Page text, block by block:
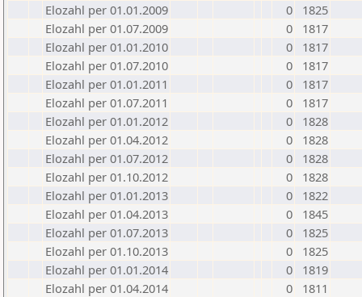
Elozahl per 01.01.2009
0
1825
Elozahl per 01.07.2009
0
1817
Elozahl per 01.01.2010
0
1817
Elozahl per 01.07.2010
0
1817
Elozahl per 01.01.2011
0
1817
Elozahl per 01.07.2011
0
1817
Elozahl per 01.01.2012
0
1828
Elozahl per 01.04.2012
0
1828
Elozahl per 01.07.2012
0
1828
Elozahl per 01.10.2012
0
1828
Elozahl per 01.01.2013
0
1822
Elozahl per 01.04.2013
0
1845
Elozahl per 01.07.2013
0
1825
Elozahl per 01.10.2013
0
1825
Elozahl per 01.01.2014
0
1819
Elozahl per 01.04.2014
0
1811